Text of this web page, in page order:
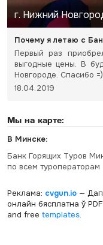
г. Нижний
Почему я летаю с
Первый раз
выгодные цены. В
Новгороде. Спасибо =)
18.04.2019
Мы на карте:
В Минске:
Банк Горящих Туров
по всем туроператорам
Реклама: cvgun.io—
онлайн бясплатна ў PDF.
and free templates.